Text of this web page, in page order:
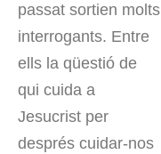
passat sortien molts
interrogants. Entre
ells la qüestió de
qui cuida a
Jesucrist per
després cuidar-nos